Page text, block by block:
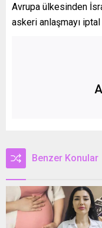
Avrupa ülkesinden
askeri anlaşmayı
Benzer Konular